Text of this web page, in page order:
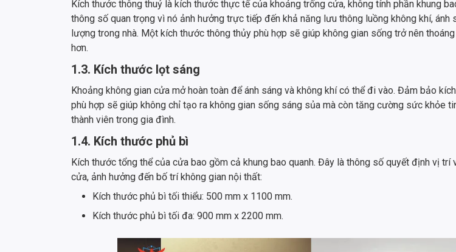
Kích thước thông thuỷ là kích thước thực tế của khoảng trống cửa, không tính phần khung
thông số quan trọng vì nó ảnh hưởng trực tiếp đến khả năng lưu thông luồng không khí, ánh
lượng trong nhà. Một kích thước thông thủy phù hợp sẽ giúp không gian sống trở nên
hơn.
1.3. Kích thước lọt sáng
Khoảng không gian cửa mở hoàn toàn để ánh sáng và không khí có thể đi vào. Đảm bảo
phù hợp sẽ giúp không chỉ tạo ra không gian sống sáng sủa mà còn tăng cường sức khỏe
thành viên trong gia đình.
1.4. Kích thước phủ bì
Kích thước tổng thể của cửa bao gồm cả khung bao quanh. Đây là thông số quyết định vị trí
cửa, ảnh hưởng đến bố trí không gian nội thất:
Kích thước phủ bì tối thiểu: 500 mm x 1100 mm.
Kích thước phủ bì tối đa: 900 mm x 2200 mm.